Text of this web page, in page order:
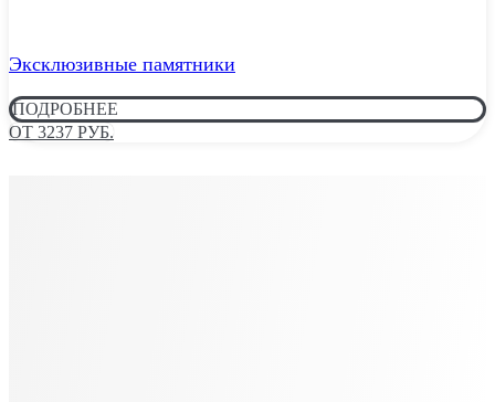
Эксклюзивные памятники
ПОДРОБНЕЕ
ОТ 3237 РУБ.